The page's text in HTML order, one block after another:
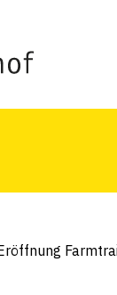
wurde
und